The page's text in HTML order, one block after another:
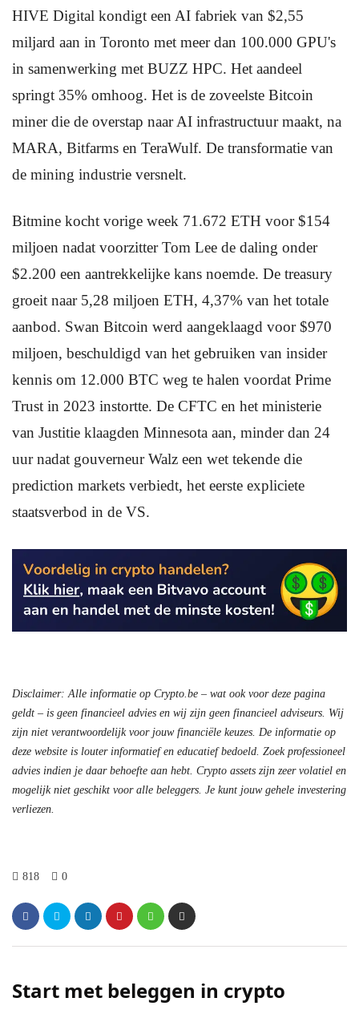
HIVE Digital kondigt een AI fabriek van $2,55
miljard aan in Toronto met meer dan 100.000 GPU's
in samenwerking met BUZZ HPC. Het aandeel
springt 35% omhoog. Het is de zoveelste Bitcoin
miner die de overstap naar AI infrastructuur maakt, na
MARA, Bitfarms en TeraWulf. De transformatie van
de mining industrie versnelt.
Bitmine kocht vorige week 71.672 ETH voor $154
miljoen nadat voorzitter Tom Lee de daling onder
$2.200 een aantrekkelijke kans noemde. De treasury
groeit naar 5,28 miljoen ETH, 4,37% van het totale
aanbod. Swan Bitcoin werd aangeklaagd voor $970
miljoen, beschuldigd van het gebruiken van insider
kennis om 12.000 BTC weg te halen voordat Prime
Trust in 2023 instortte. De CFTC en het ministerie
van Justitie klaagden Minnesota aan, minder dan 24
uur nadat gouverneur Walz een wet tekende die
prediction markets verbiedt, het eerste expliciete
staatsverbod in de VS.
Disclaimer: Alle informatie op Crypto.be – wat ook voor deze pagina
geldt – is geen financieel advies en wij zijn geen financieel adviseurs. Wij
zijn niet verantwoordelijk voor jouw financiële keuzes. De informatie op
deze website is louter informatief en educatief bedoeld. Zoek professioneel
advies indien je daar behoefte aan hebt. Crypto assets zijn zeer volatiel en
mogelijk niet geschikt voor alle beleggers. Je kunt jouw gehele investering
verliezen.
818 0
Start met beleggen in crypto